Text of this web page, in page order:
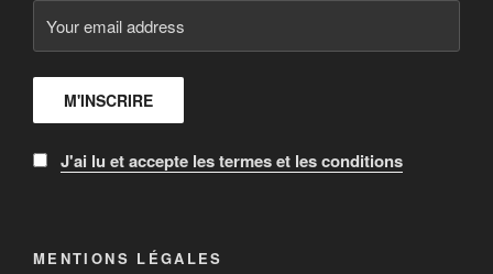
J'ai lu et accepte les termes et les conditions
MENTIONS LÉGALES